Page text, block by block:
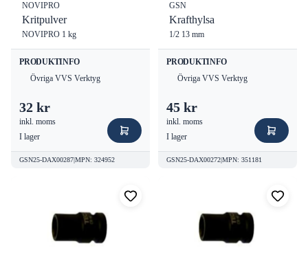
NOVIPRO
Kritpulver
NOVIPRO 1 kg
PRODUKTINFO
Övriga VVS Verktyg
32 kr
inkl. moms
I lager
GSN25-DAX00287|MPN: 324952
GSN
Krafthylsa
1/2 13 mm
PRODUKTINFO
Övriga VVS Verktyg
45 kr
inkl. moms
I lager
GSN25-DAX00272|MPN: 351181